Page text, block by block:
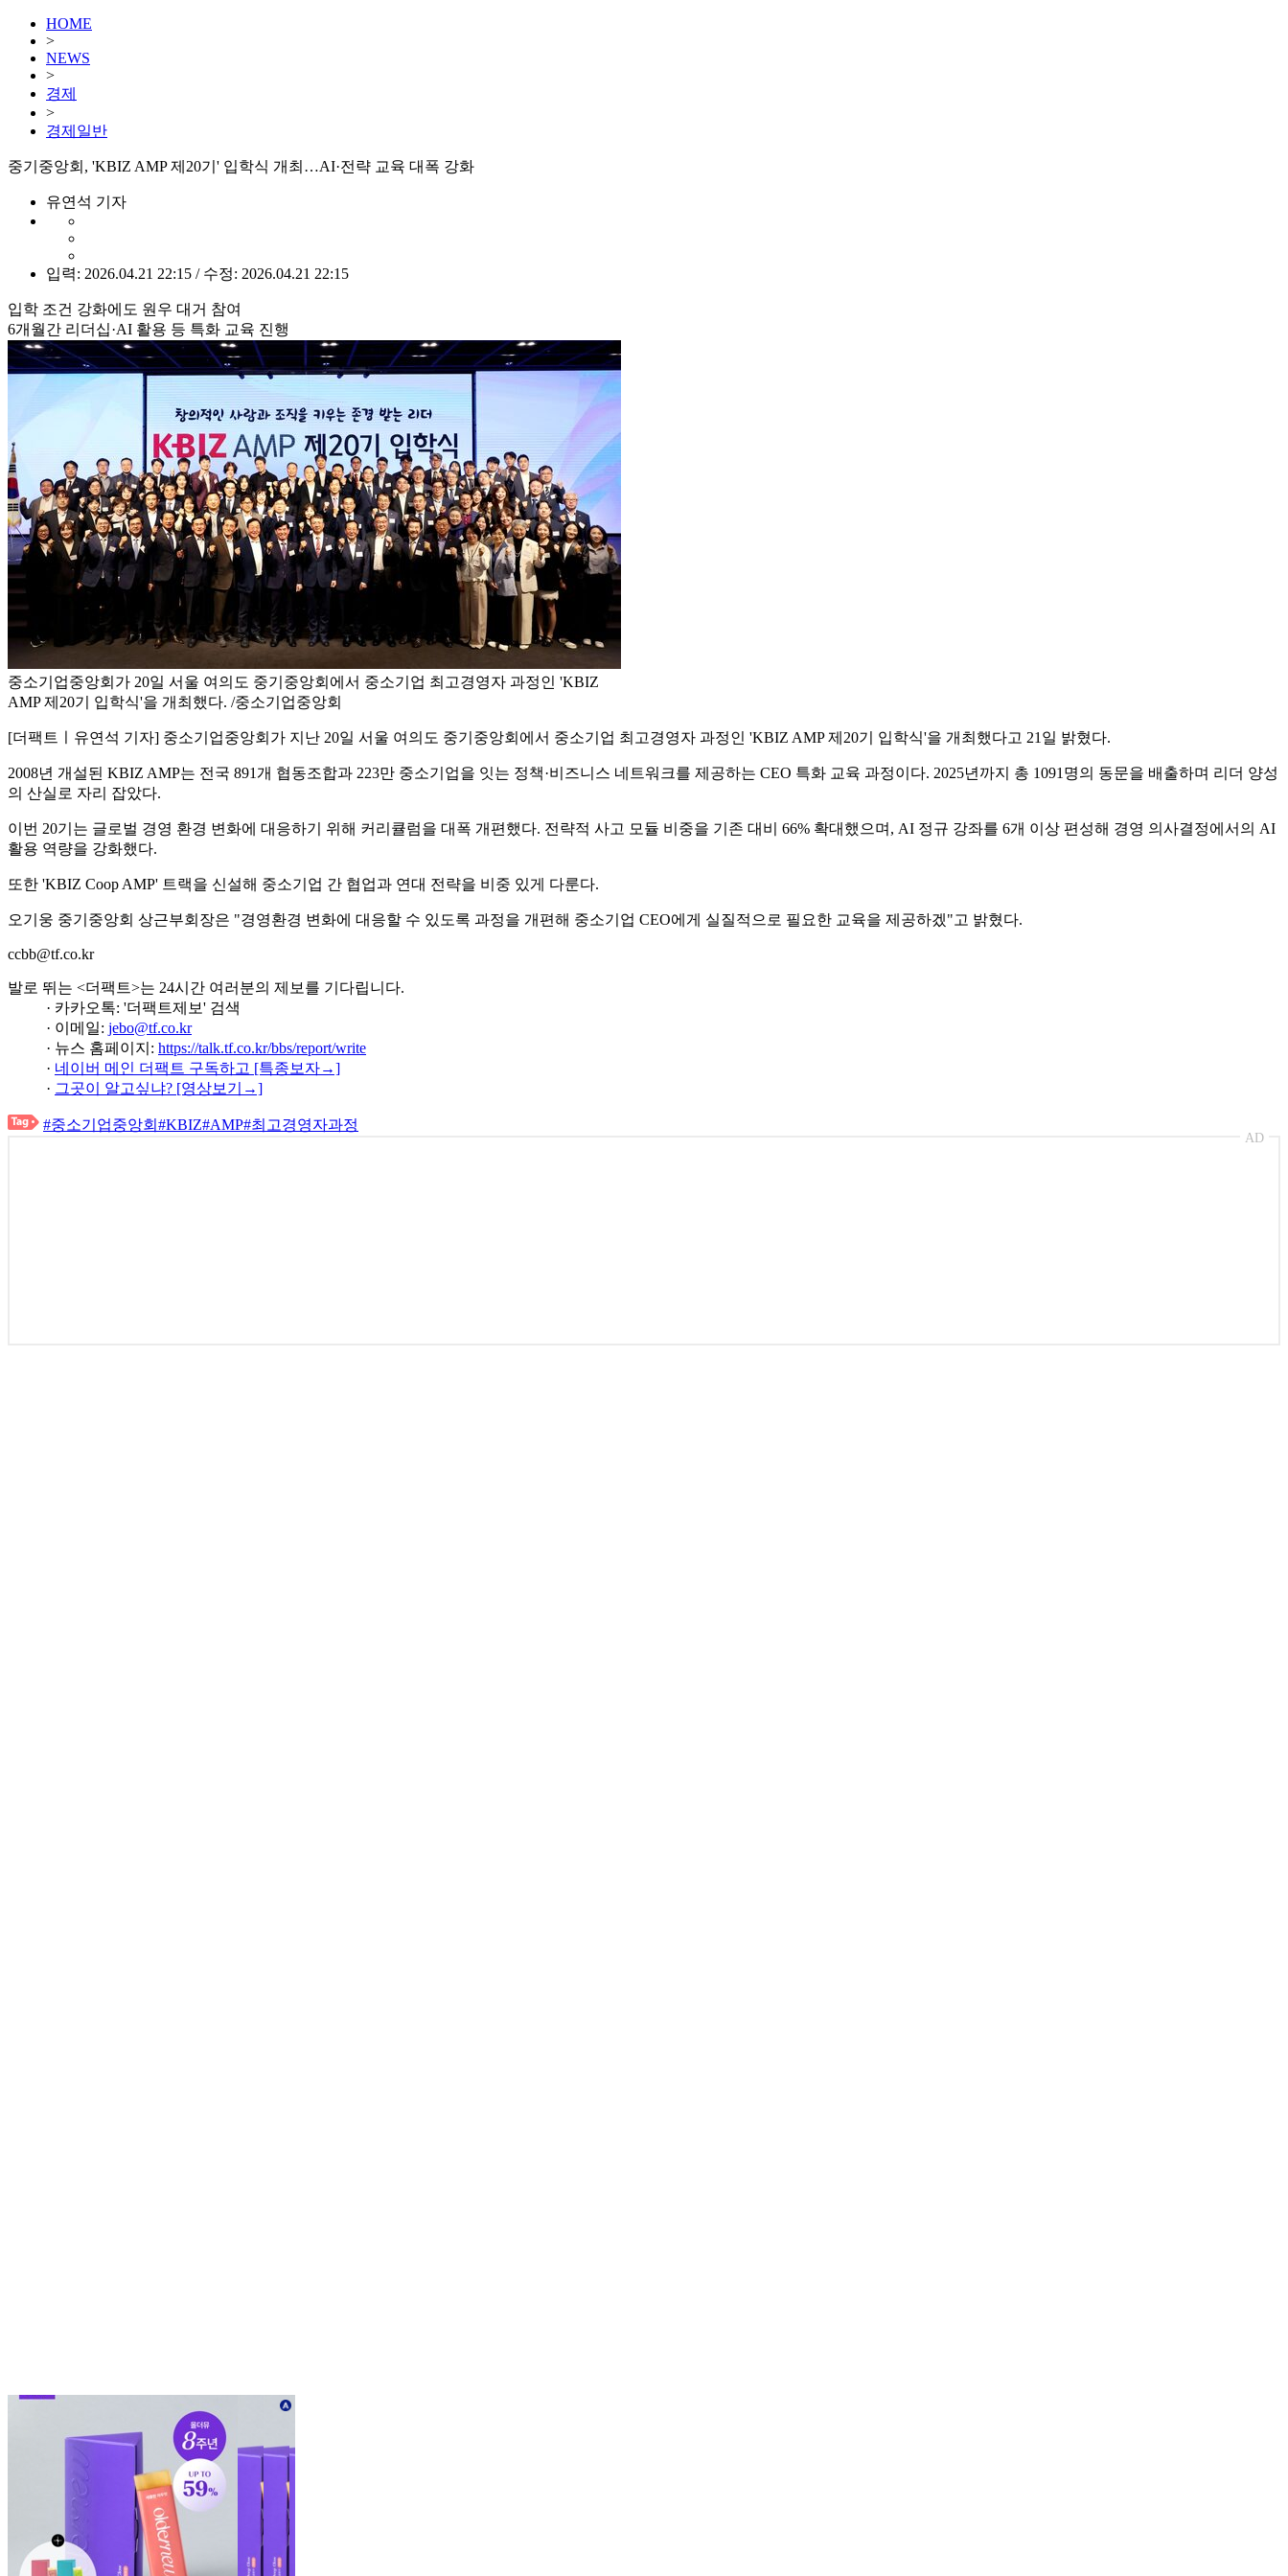
HOME
>
NEWS
>
경제
>
경제일반
중기중앙회, 'KBIZ AMP 제20기' 입학식 개최…AI·전략 교육 대폭 강화
유연석 기자
입력: 2026.04.21 22:15 / 수정: 2026.04.21 22:15
입학 조건 강화에도 원우 대거 참여
6개월간 리더십·AI 활용 등 특화 교육 진행
중소기업중앙회가 20일 서울 여의도 중기중앙회에서 중소기업 최고경영자 과정인 'KBIZ
AMP 제20기 입학식'을 개최했다. /중소기업중앙회
[더팩트ㅣ유연석 기자] 중소기업중앙회가 지난 20일 서울 여의도 중기중앙회에서 중소기업 최고경영자 과정인 'KBIZ AMP 제20기 입학식'을 개최했다고 21일 밝혔다.
2008년 개설된 KBIZ AMP는 전국 891개 협동조합과 223만 중소기업을 잇는 정책·비즈니스 네트워크를 제공하는 CEO 특화 교육 과정이다. 2025년까지 총 1091명의 동문을 배출하며 리더 양성
의 산실로 자리 잡았다.
이번 20기는 글로벌 경영 환경 변화에 대응하기 위해 커리큘럼을 대폭 개편했다. 전략적 사고 모듈 비중을 기존 대비 66% 확대했으며, AI 정규 강좌를 6개 이상 편성해 경영 의사결정에서의 AI
활용 역량을 강화했다.
또한 'KBIZ Coop AMP' 트랙을 신설해 중소기업 간 협업과 연대 전략을 비중 있게 다룬다.
오기웅 중기중앙회 상근부회장은 "경영환경 변화에 대응할 수 있도록 과정을 개편해 중소기업 CEO에게 실질적으로 필요한 교육을 제공하겠"고 밝혔다.
ccbb@tf.co.kr
발로 뛰는 <더팩트>는 24시간 여러분의 제보를 기다립니다.
· 카카오톡: '더팩트제보' 검색
· 이메일: jebo@tf.co.kr
· 뉴스 홈페이지: https://talk.tf.co.kr/bbs/report/write
· 네이버 메인 더팩트 구독하고 [특종보자→]
· 그곳이 알고싶냐? [영상보기→]
#중소기업중앙회 #KBIZ#AMP#최고경영자과정
AD